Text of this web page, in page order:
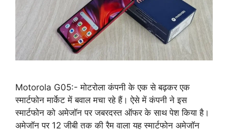
Motorola G05:- मोटरोला कंपनी के एक से बढ़कर एक
स्मार्टफोन मार्केट में बवाल मचा रहे हैं। ऐसे में कंपनी ने इस
स्मार्टफोन को अमेजॉन पर जबरदस्त ऑफर के साथ पेश किया है।
अमेजॉन पर 12 जीबी तक की रैम वाला यह स्मार्टफोन अमेजॉन